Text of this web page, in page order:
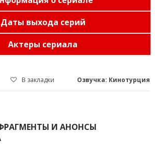
Даты выхода серий
Актеры сериала
В закладки Озвучка: Кинотурция
И АНОНСЫ